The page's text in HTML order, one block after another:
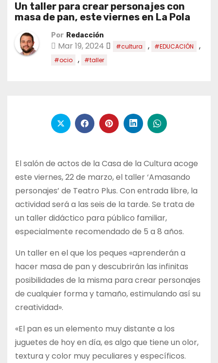
Un taller para crear personajes con
masa de pan, este viernes en La Pola
Por Redacción
Mar 19, 2024 #cultura , #EDUCACIÓN ,
#ocio , #taller
El salón de actos de la Casa de la Cultura acoge
este viernes, 22 de marzo, el taller ‘Amasando
personajes’ de Teatro Plus. Con entrada libre, la
actividad será a las seis de la tarde. Se trata de
un taller didáctico para público familiar,
especialmente recomendado de 5 a 8 años.
Un taller en el que los peques «aprenderán a
hacer masa de pan y descubrirán las infinitas
posibilidades de la misma para crear personajes
de cualquier forma y tamaño, estimulando así su
creatividad».
«El pan es un elemento muy distante a los
juguetes de hoy en día, es algo que tiene un olor,
textura y color muy peculiares y específicos.